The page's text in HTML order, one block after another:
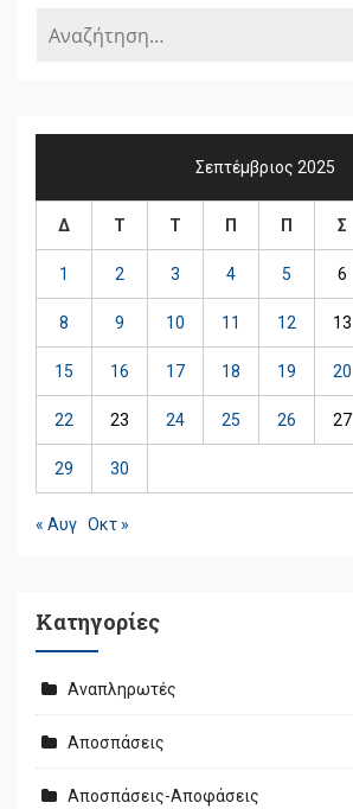
Σεπτέμβριος 2025
Δ Τ Τ Π Π Σ
1 2 3 4 5 6
8 9 10 11 12 13
15 16 17 18 19 20
22 23 24 25 26 27
29 30
« Αυγ Οκτ »
Kατηγορίες
Αναπληρωτές
Αποσπάσεις
Αποσπάσεις-Αποφάσεις